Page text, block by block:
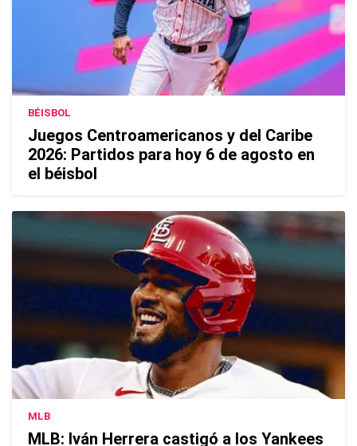
BÉISBOL
Juegos Centroamericanos y del Caribe
2026: Partidos para hoy 6 de agosto en
el béisbol
MLB
MLB: Iván Herrera castigó a los Yankees